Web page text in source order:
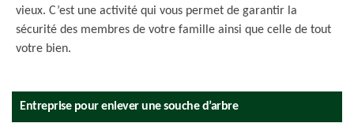
vieux. C’est une activité qui vous permet de garantir la
sécurité des membres de votre famille ainsi que celle de tout
votre bien.
Entreprise pour enlever une souche d’arbre